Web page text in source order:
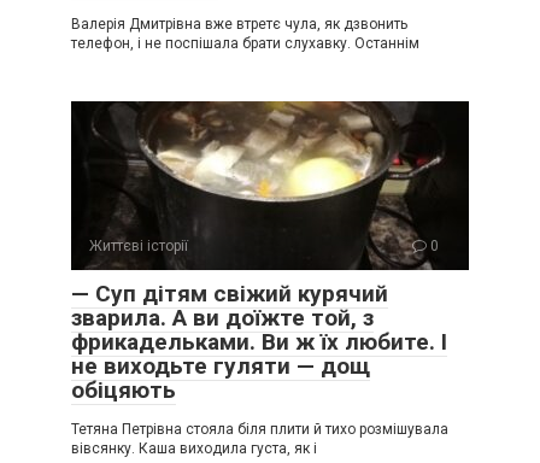
Валерія Дмитрівна вже втретє чула, як дзвонить
телефон, і не поспішала брати слухавку. Останнім
Життєві історії 0
— Суп дітям свіжий курячий
зварила. А ви доїжте той, з
фрикадельками. Ви ж їх любите. І
не виходьте гуляти — дощ
обіцяють
Тетяна Петрівна стояла біля плити й тихо розмішувала
вівсянку. Каша виходила густа, як і